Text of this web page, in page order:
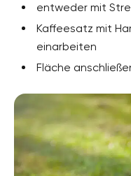
entweder mit
Kaffeesatz mit
einarbeiten
Fläche